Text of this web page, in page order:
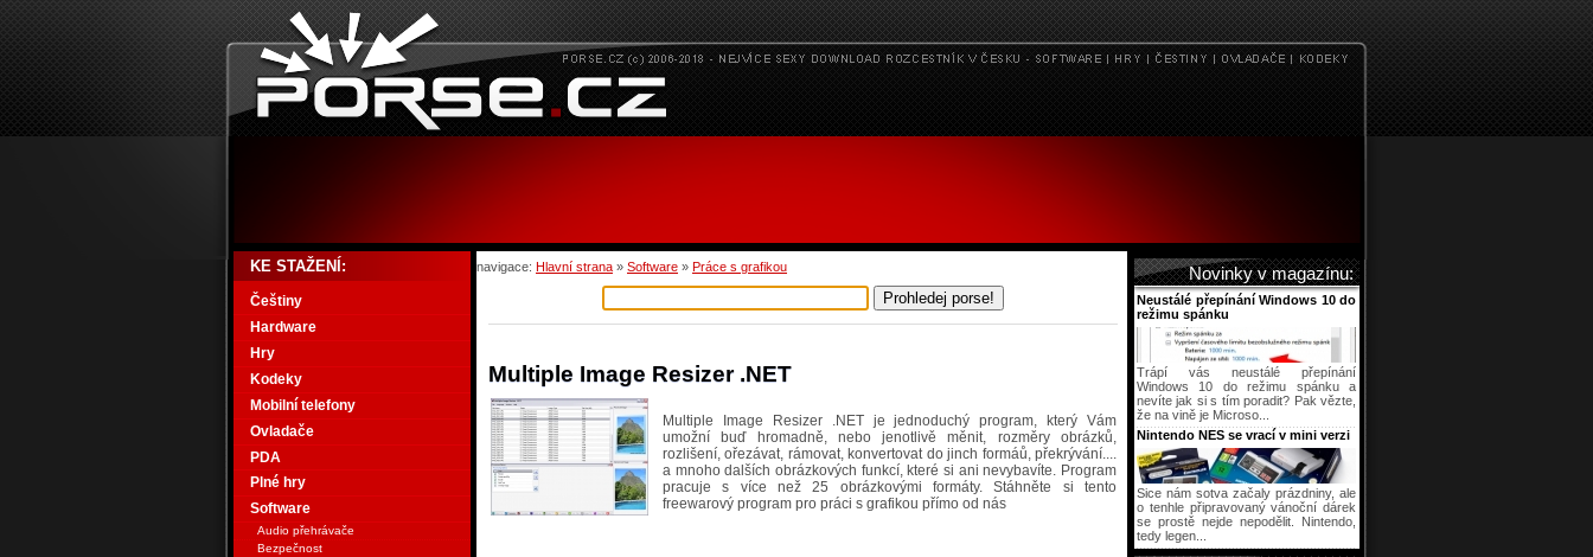
navigace: Hlavní strana » Software » Práce s grafikou
Multiple Image Resizer .NET
Multiple Image Resizer .NET je jednoduchý program, který Vám
umožní buď hromadně, nebo jenotlivě měnit, rozměry obrázků,
rozlišení, ořezávat, rámovat, konvertovat do jinch formáů, překrývání....
a mnoho dalších obrázkových funkcí, které si ani nevybavíte. Program
pracuje s více než 25 obrázkovými formáty. Stáhněte si tento
freewarový program pro práci s grafikou přímo od nás
KE STAŽENÍ:
Češtiny
Hardware
Hry
Kodeky
Mobilní telefony
Ovladače
PDA
Plné hry
Software
Audio přehrávače
Bezpečnost
Novinky v magazínu:
Neustálé přepínání Windows 10 do
režimu spánku
Trápí vás neustálé přepínání
Windows 10 do režimu spánku a
nevíte jak si s tím poradit? Pak vězte,
že na vině je Microso...
Nintendo NES se vrací v mini verzi
Sice nám sotva začaly prázdniny, ale
o tenhle připravovaný vánoční dárek
se prostě nejde nepodělit. Nintendo,
tedy legen...